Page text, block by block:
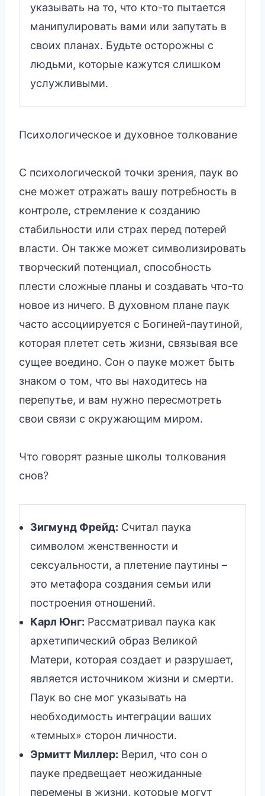
указывать на то, что кто-то пытается
манипулировать вами или запутать в
своих планах. Будьте осторожны с
людьми, которые кажутся слишком
услужливыми.
Психологическое и духовное толкование
С психологической точки зрения, паук во
сне может отражать вашу потребность в
контроле, стремление к созданию
стабильности или страх перед потерей
власти. Он также может символизировать
творческий потенциал, способность
плести сложные планы и создавать что-то
новое из ничего. В духовном плане паук
часто ассоциируется с Богиней-паутиной,
которая плетет сеть жизни, связывая все
сущее воедино. Сон о пауке может быть
знаком о том, что вы находитесь на
перепутье, и вам нужно пересмотреть
свои связи с окружающим миром.
Что говорят разные школы толкования
снов?
Зигмунд Фрейд: Считал паука
символом женственности и
сексуальности, а плетение паутины –
это метафора создания семьи или
построения отношений.
Карл Юнг: Рассматривал паука как
архетипический образ Великой
Матери, которая создает и разрушает,
является источником жизни и смерти.
Паук во сне мог указывать на
необходимость интеграции ваших
«темных» сторон личности.
Эрмитт Миллер: Верил, что сон о
пауке предвещает неожиданные
перемены в жизни, которые могут